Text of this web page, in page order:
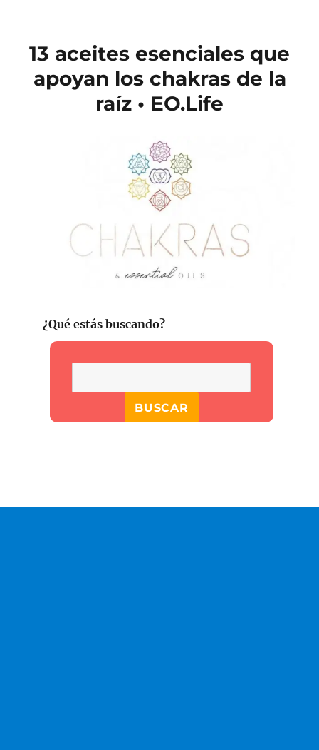
13 aceites esenciales que
apoyan los chakras de la
raíz • EO.Life
¿Qué estás buscando?